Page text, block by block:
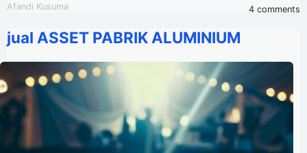
Afandi Kusuma 4 comments
jual ASSET PABRIK ALUMINIUM